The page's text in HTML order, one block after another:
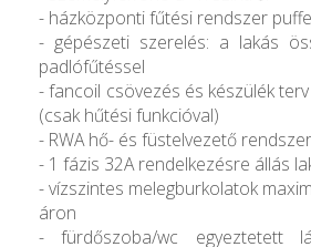
- házközponti fűtési rendszer
- gépészeti szerelés: a lakás
padlófűtéssel
- fancoil csövezés és készülék
(csak hűtési funkcióval)
- RWA hő- és füstelvezető rendszer
- 1 fázis 32A rendelkezésre állás
- vízszintes melegburkolatok
áron
- fürdőszoba/wc egyeztetett